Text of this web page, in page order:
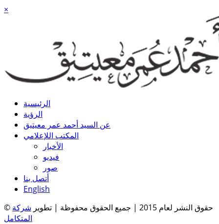
×
الرئيسية
الرؤية
عن السيد أحمد عمر معيتيق
المكتب اللإعلامي
الأخبار
فيديو
صور
أتصل بنا
English
© حقوق النشر لعام 2015 | جميع الحقوق محفوظة | تطوير
شركة
المتكامل